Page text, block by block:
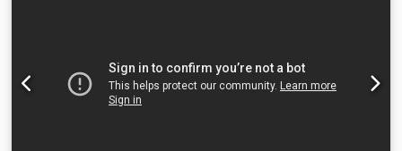
говорим по-русски We speak English / Noi vorbim
româneste Viber / WhatsApp Мы по дополнительной
оплате решим вопросы с таможней и регистрацией. Также